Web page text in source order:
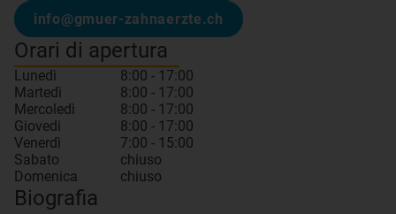
info@gmuer-zahnaerzte.ch
Orari di apertura
Lunedì
8:00 - 17:00
Martedì
8:00 - 17:00
Mercoledì
8:00 - 17:00
Giovedi
8:00 - 17:00
Venerdì
7:00 - 15:00
Sabato
chiuso
Domenica
chiuso
Biografia